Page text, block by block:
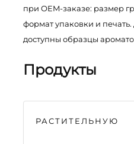
при OEM-заказе: размер
формат упаковки и
доступны образцы
Продукты
РАСТИТЕЛЬНУЮ